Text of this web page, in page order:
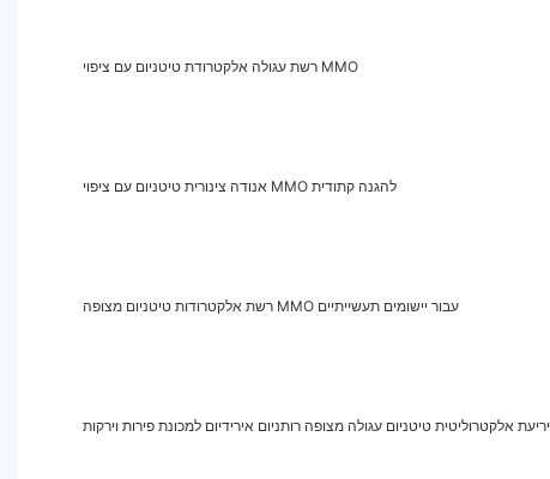
רשת עגולה אלקטרודת טיטניום עם ציפוי MMO
אנודה צינורית טיטניום עם ציפוי MMO להגנה קתודית
רשת אלקטרודות טיטניום מצופה MMO ​​עבור יישומים תעשייתיים
יריעת אלקטרוליטית טיטניום עגולה מצופה רותניום אירידיום למכונת פירות וירקות